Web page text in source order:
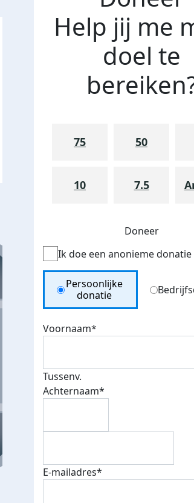
E-mails
Top fondsenwerver
Help jij me
doel te
75 50
10 7.5
Doneer
Ik doe een anonieme donatie
Donation Type
Persoonlijke
donatie
Voornaam*
Tussenv.
Achternaam*
E-mailadres*